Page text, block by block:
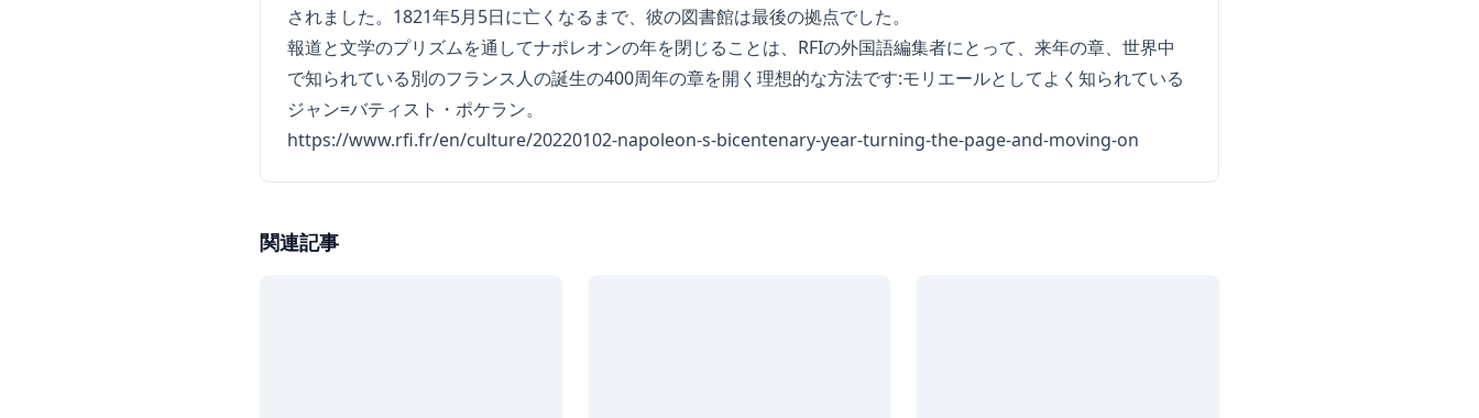
されました。1821年5月5日に亡くなるまで、彼の図書館は最後の拠点でした。
報道と文学のプリズムを通してナポレオンの年を閉じることは、RFIの外国語編集者にとって、来年の章、世界中
で知られている別のフランス人の誕生の400周年の章を開く理想的な方法です:モリエールとしてよく知られている
ジャン=バティスト・ポケラン。
https://www.rfi.fr/en/culture/20220102-napoleon-s-bicentenary-year-turning-the-page-and-moving-on
関連記事